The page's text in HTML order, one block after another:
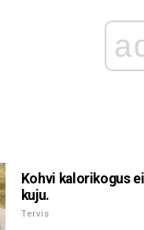
Kohvi kalorikogus
kuju.
Tervis